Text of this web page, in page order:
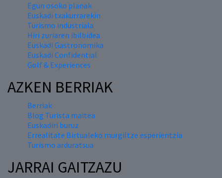
Egun osoko planak
Euskadi txakurrarekin
Turismo industriala
Hiri zuriaren ibilbidea
Euskadi Gastronomika
Euskadi Confidential
Golf & Experiences
AZKEN BERRIAK
Berriak
Blog Turista maitea
Euskadiri buruz
Errealitate Birtualeko murgiltze esperientzia
Turismo arduratsua
JARRAI GAITZAZU